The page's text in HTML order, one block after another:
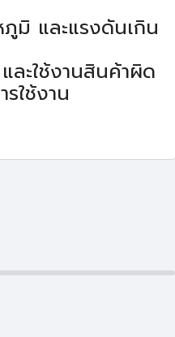
มิ และแรงดันเกิน
ะใช้งานสินค้าผิด
ใช้งาน